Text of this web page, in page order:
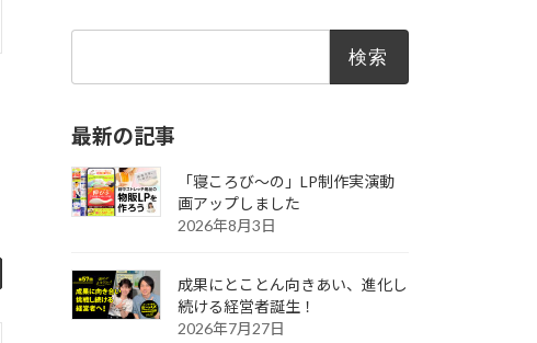
最新の記事
「寝ころび～の」LP制作実演動
画アップしました
2026年8月3日
成果にとことん向きあい、進化し
続ける経営者誕生！
2026年7月27日